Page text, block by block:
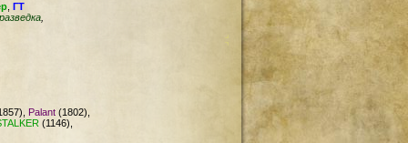
ГТ
Palant (1802),
(1146),